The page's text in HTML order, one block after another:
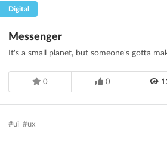
Digital
Messenger
It's a small planet, but someone's gotta
0 0
#ui #ux